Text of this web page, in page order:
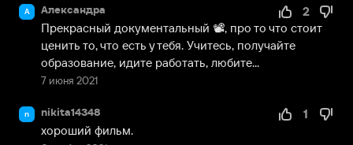
А Александра
7 июня 2021
2
Прекрасный документальный 📽, про то что стоит
ценить то, что есть у тебя. Учитесь, получайте
образование, идите работать, любите...
n nikita14348
1
хороший фильм.